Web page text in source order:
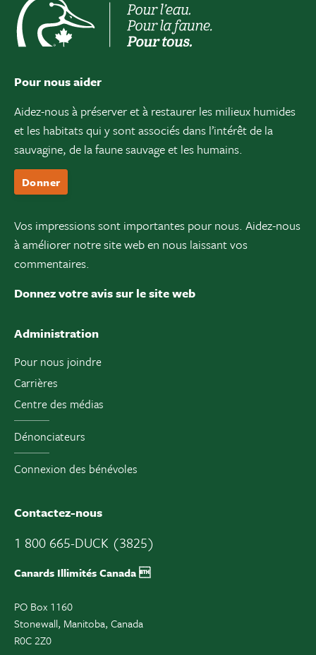
Pour nous aider
Aidez-nous à préserver et à restaurer les milieux humides
et les habitats qui y sont associés dans l’intérêt de la
sauvagine, de la faune sauvage et les humains.
Donner
Vos impressions sont importantes pour nous. Aidez-nous
à améliorer notre site web en nous laissant vos
commentaires.
Donnez votre avis sur le site web
Administration
Pour nous joindre
Carrières
Centre des médias
Dénonciateurs
Connexion des bénévoles
Contactez-nous
1 800 665-DUCK (3825)
Canards Illimités Canada 
PO Box 1160
Stonewall, Manitoba, Canada
R0C 2Z0